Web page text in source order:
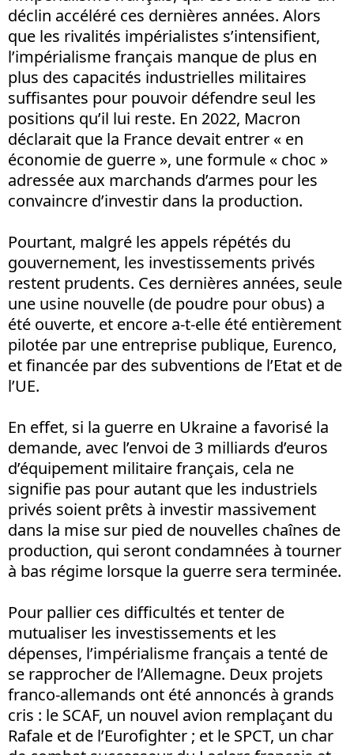
déclin accéléré ces dernières années. Alors
que les rivalités impérialistes s’intensifient,
l’impérialisme français manque de plus en
plus des capacités industrielles militaires
suffisantes pour pouvoir défendre seul les
positions qu’il lui reste. En 2022, Macron
déclarait que la France devait entrer « en
économie de guerre », une formule « choc »
adressée aux marchands d’armes pour les
convaincre d’investir dans la production.
Pourtant, malgré les appels répétés du
gouvernement, les investissements privés
restent prudents. Ces dernières années, seule
une usine nouvelle (de poudre pour obus) a
été ouverte, et encore a-t-elle été entièrement
pilotée par une entreprise publique, Eurenco,
et financée par des subventions de l’Etat et de
l’UE.
En effet, si la guerre en Ukraine a favorisé la
demande, avec l’envoi de 3 milliards d’euros
d’équipement militaire français, cela ne
signifie pas pour autant que les industriels
privés soient prêts à investir massivement
dans la mise sur pied de nouvelles chaînes de
production, qui seront condamnées à tourner
à bas régime lorsque la guerre sera terminée.
Pour pallier ces difficultés et tenter de
mutualiser les investissements et les
dépenses, l’impérialisme français a tenté de
se rapprocher de l’Allemagne. Deux projets
franco-allemands ont été annoncés à grands
cris : le SCAF, un nouvel avion remplaçant du
Rafale et de l’Eurofighter ; et le SPCT, un char